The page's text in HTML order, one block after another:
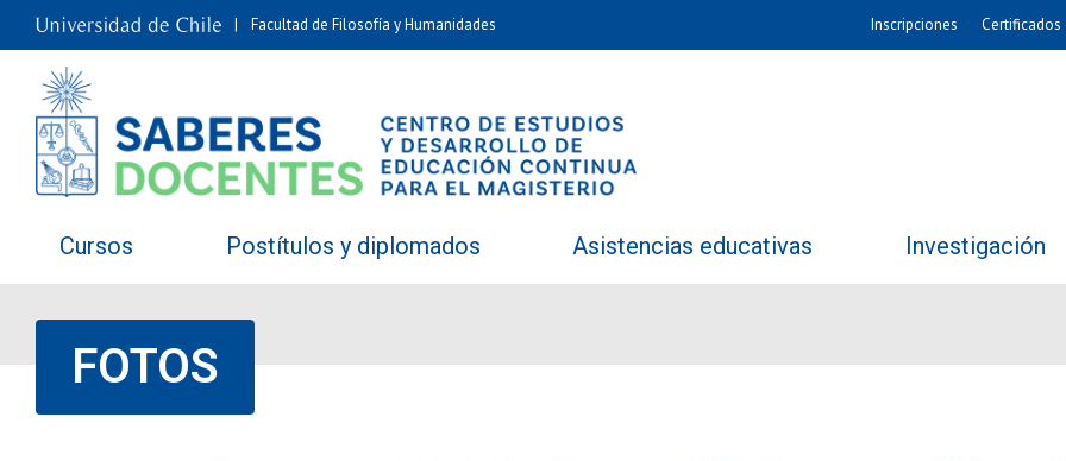
Facultad de Filosofía y Humanidades Inscripciones
Cursos Postítulos y diplomados Asistencias educativas Investigación
FOTOS